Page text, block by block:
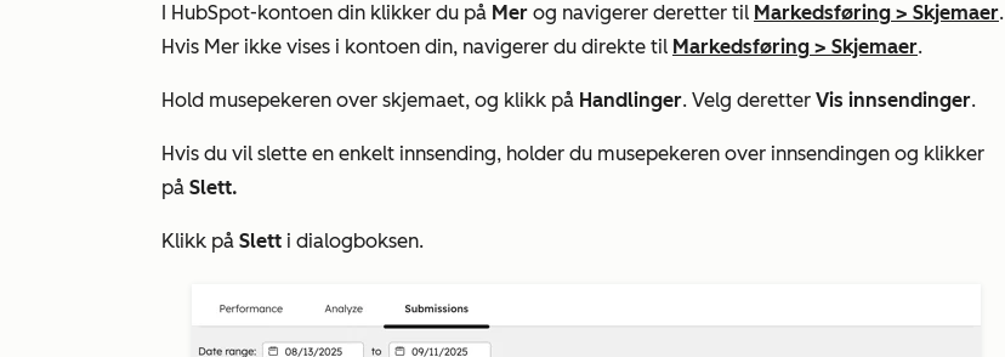
I HubSpot-kontoen din klikker du på Mer og navigerer deretter til Markedsføring > Skjemaer.
Hvis Mer ikke vises i kontoen din, navigerer du direkte til Markedsføring > Skjemaer.
Hold musepekeren over skjemaet, og klikk på Handlinger. Velg deretter Vis innsendinger.
Hvis du vil slette en enkelt innsending, holder du musepekeren over innsendingen og klikker
på Slett.
Klikk på Slett i dialogboksen.